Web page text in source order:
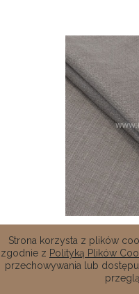
Strona korzysta z plików
zgodnie z Polityką Plików
przechowywania lub
TKANINA